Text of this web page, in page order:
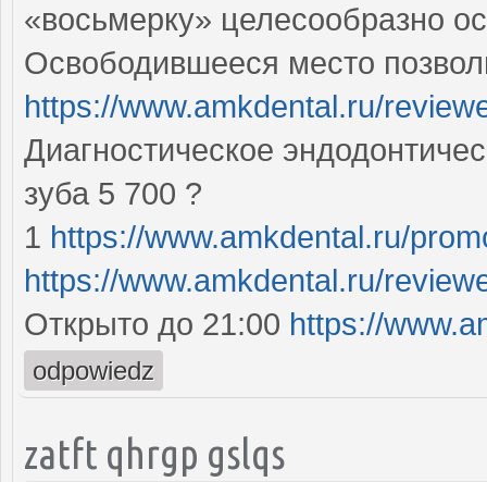
«восьмерку» целесообразно
Освободившееся место
https://www.amkdental.ru/
Диагностическое
зуба 5 700 ?
1 https://www.amkdental.ru/
https://www.amkdental.ru/
Открыто до 21:00 https://
odpowiedz
zatft qhrgp gslqs